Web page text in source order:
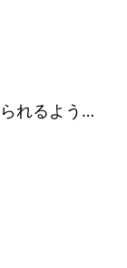
自宅でおいしいレアステーキが食べられるようになった